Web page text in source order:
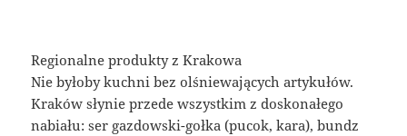
Regionalne produkty z Krakowa
Nie byłoby kuchni bez olśniewających artykułów.
Kraków słynie przede wszystkim z doskonałego
nabiału: ser gazdowski-gołka (pucok, kara), bundz